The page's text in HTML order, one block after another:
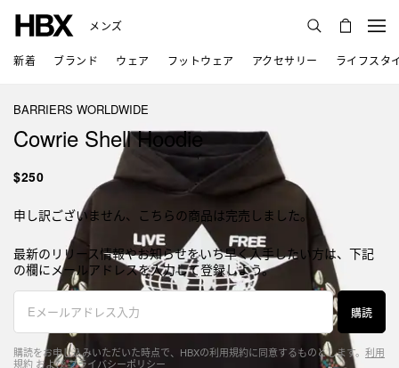
メンズ
新着 ブランド ウェア フットウェア アクセサリー ライフスタ
BARRIERS WORLDWIDE
Cowrie Shell Hoodie
$250
申し訳ございません、こちらの商品は完売しました。
最新のリリース情報やお知らせをいち早く入手したい方は、下記
の欄にメールアドレスを入力して登録しよう。
購読
購読をお申し込みいただいた時点で、HBXの利用規約に同意するものとします。 利用
規約 およびプライバシーポリシー